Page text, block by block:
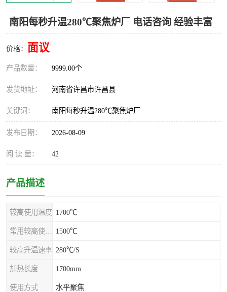
南阳每秒升温280℃聚焦炉厂 电话咨询 经验丰富
价格： 面议
产品数量： 9999.00个
发货地址： 河南省许昌市许昌县
关键词： 南阳每秒升温280℃聚焦炉厂
发布日期： 2026-08-09
阅 读 量： 42
产品描述
较高使用温度 1700℃
1500℃
较高升温速率 280℃/S
加热长度 1700mm
使用方式 水平聚焦